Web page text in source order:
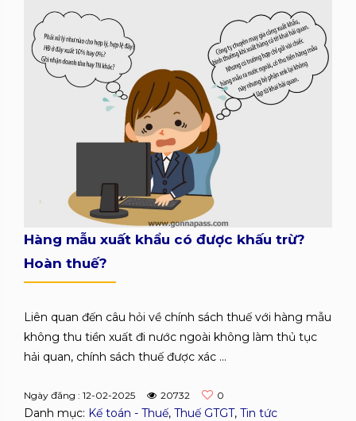
Hàng mẫu xuất khẩu có được khấu trừ?
Hoàn thuế?
Liên quan đến câu hỏi về chính sách thuế với hàng mẫu
không thu tiền xuất đi nước ngoài không làm thủ tục
hải quan, chính sách thuế được xác ...
Ngày đăng : 12-02-2025 20732 0
Danh mục: Kế toán - Thuế, Thuế GTGT, Tin tức